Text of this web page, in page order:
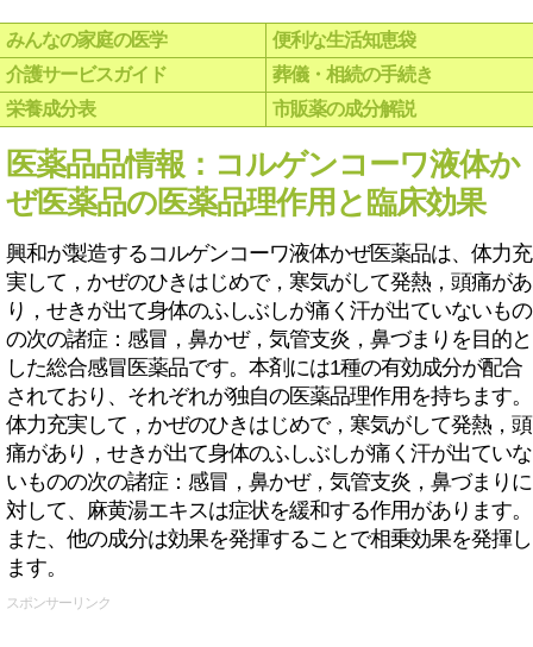
みんなの家庭の医学
便利な生活知恵袋
介護サービスガイド
葬儀・相続の手続き
栄養成分表
市販薬の成分解説
医薬品品情報：コルゲンコーワ液体か
ぜ医薬品の医薬品理作用と臨床効果
興和が製造するコルゲンコーワ液体かぜ医薬品は、体力充
実して，かぜのひきはじめで，寒気がして発熱，頭痛があ
り，せきが出て身体のふしぶしが痛く汗が出ていないもの
の次の諸症：感冒，鼻かぜ，気管支炎，鼻づまりを目的と
した総合感冒医薬品です。本剤には1種の有効成分が配合
されており、それぞれが独自の医薬品理作用を持ちます。
体力充実して，かぜのひきはじめで，寒気がして発熱，頭
痛があり，せきが出て身体のふしぶしが痛く汗が出ていな
いものの次の諸症：感冒，鼻かぜ，気管支炎，鼻づまりに
対して、麻黄湯エキスは症状を緩和する作用があります。
また、他の成分は効果を発揮することで相乗効果を発揮し
ます。
スポンサーリンク